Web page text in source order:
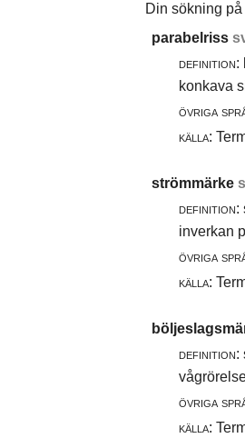
Din sökning på
parabelriss
definition:
konkava
övriga
källa:
strömmärke
definition:
inverkan
övriga
källa:
definition:
övriga
källa: